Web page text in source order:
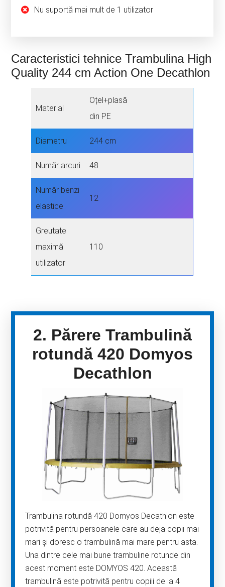
Nu suportă mai mult de 1 utilizator
Caracteristici tehnice Trambulina High
Quality 244 cm Action One Decathlon
Material
Oțel+plasă
din PE
Diametru 244 cm
Număr arcuri 48
Număr benzi
elastice
12
Greutate
maximă
utilizator
110
2. Părere Trambulină
rotundă 420 Domyos
Decathlon
Trambulina rotundă 420 Domyos Decathlon este
potrivită pentru persoanele care au deja copii mai
mari și doresc o trambulină mai mare pentru asta.
Una dintre cele mai bune trambuline rotunde din
acest moment este DOMYOS 420. Această
trambulină este potrivită pentru copiii de la 4